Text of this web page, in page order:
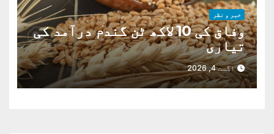
خبر و نظر
وفاق کی 10 لاکھ ٹن گندم درآمد کی
تیاری
اگست 4, 2026